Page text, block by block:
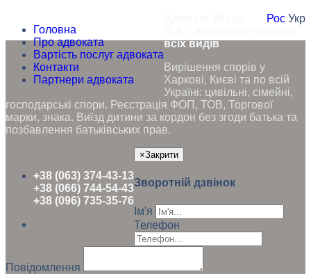
Головна
Про адвоката
Вартість послуг адвоката
Контакти
Партнери адвоката
Рос Укр
всіх видів
Вирішення спорів у
Харкові, Києві та по всій
Україні: цивільні, сімейні,
господарські спори. Реєстрація ФОП, ТОВ, Торгової
марки, знака. Виїзд дитини за кордон без згоди батька та
позбавлення батьківських прав.
+38 (063) 374-43-13
+38 (066) 744-54-43
+38 (096) 735-35-76
×Закрити
Зворотній дзвінок
Ім'я
Телефон
Повідомлення